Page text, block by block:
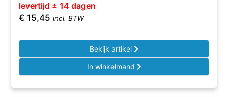
levertijd ± 14 dagen
€ 15,45 incl. BTW
Bekijk artikel
In winkelmand